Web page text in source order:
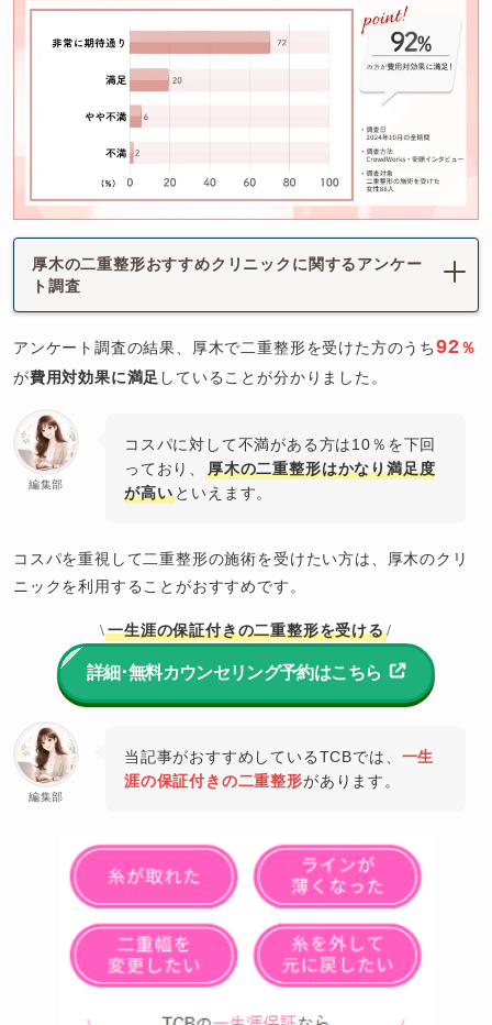
厚木の二重整形おすすめクリニックに関するアンケー
ト調査
アンケート調査の結果、厚木で二重整形を受けた方のうち92％
が費用対効果に満足 していることが分かりました。
編集部
コスパに対して不満がある方は10％を下回
っており、厚木の二重整形はかなり満足度
が高い といえます。
コスパを重視して二重整形の施術を受けたい方は、厚木のクリ
ニックを利用することがおすすめです。
\一生涯の保証付きの二重整形を受ける/
詳細･無料カウンセリング予約はこちら
編集部
当記事がおすすめしているTCBでは、 一生
涯の保証付きの二重整形があります。